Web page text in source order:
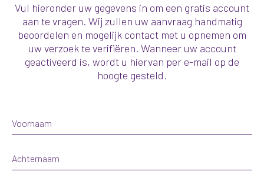
Vul hieronder uw gegevens in om een gratis account
aan te vragen. Wij zullen uw aanvraag handmatig
beoordelen en mogelijk contact met u opnemen om
uw verzoek te verifiëren. Wanneer uw account
geactiveerd is, wordt u hiervan per e-mail op de
hoogte gesteld.